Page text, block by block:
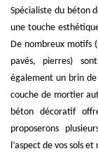
Spécialiste du béton
une touche
De nombreux motifs
pavés, pierres)
également un brin
couche de mortier
béton décoratif
proposerons
l’aspect de vos sols et